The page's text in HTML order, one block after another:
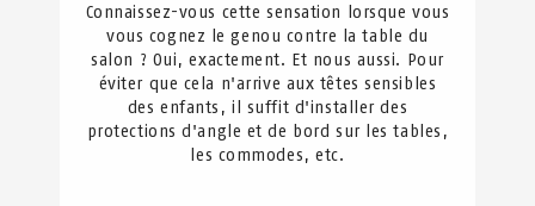
Connaissez-vous cette sensation lorsque vous
vous cognez le genou contre la table du
salon ? Oui, exactement. Et nous aussi. Pour
éviter que cela n'arrive aux têtes sensibles
des enfants, il suffit d'installer des
protections d'angle et de bord sur les tables,
les commodes, etc.